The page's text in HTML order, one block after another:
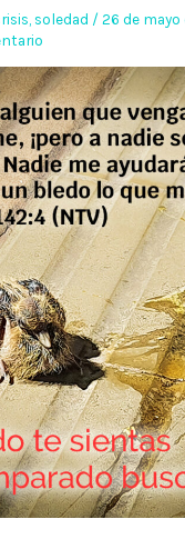
soledad /26 de mayo